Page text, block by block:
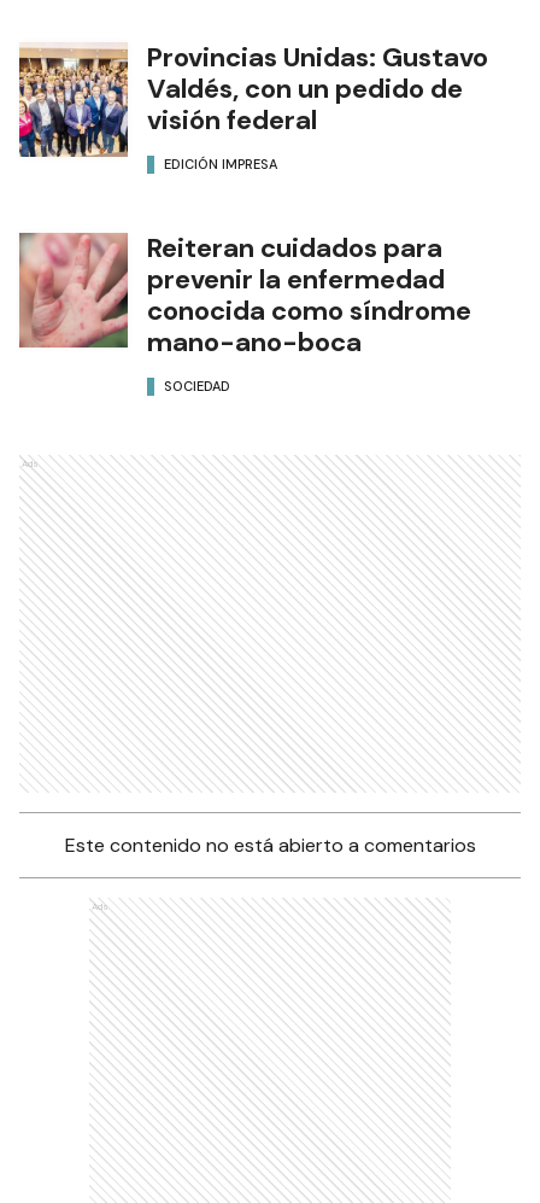
Provincias Unidas: Gustavo
Valdés, con un pedido de
visión federal
EDICIÓN IMPRESA
Reiteran cuidados para
prevenir la enfermedad
conocida como síndrome
mano-ano-boca
SOCIEDAD
Ads
Este contenido no está abierto a comentarios
Ads